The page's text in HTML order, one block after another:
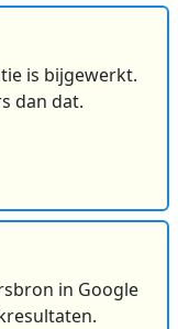
is bijgewerkt.
dan dat.
in Google